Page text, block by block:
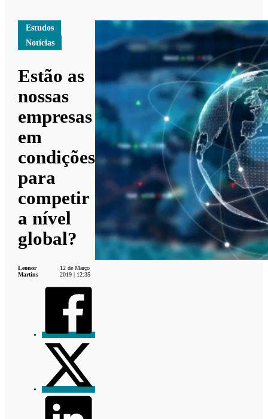
Estudos
Notícias
Estão as
nossas
empresas
em
condições
para
competir
a nível
global?
Leonor
Martins
12 de Março
2019 | 12:35